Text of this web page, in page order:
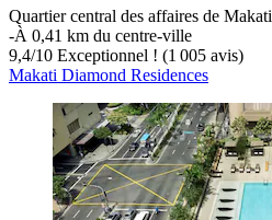
Quartier central des affaires de Makati
‐À 0,41 km du centre-ville
9,4/10 Exceptionnel ! (1 005 avis)
Makati Diamond Residences